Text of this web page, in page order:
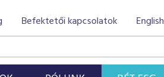
Befektetői kapcsolatok English